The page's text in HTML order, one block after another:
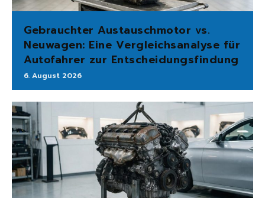
Gebrauchter Austauschmotor vs.
Neuwagen: Eine Vergleichsanalyse für
Autofahrer zur Entscheidungsfindung
6. August 2026